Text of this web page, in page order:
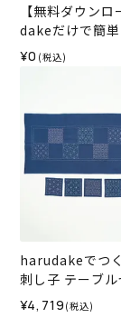
【無料ダウン
dakeだけで簡
バッグとコース
¥0 (税込)
harudakeでつ
刺し子 テーブ
コースター＜N1
ット）
¥4,719 (税込)